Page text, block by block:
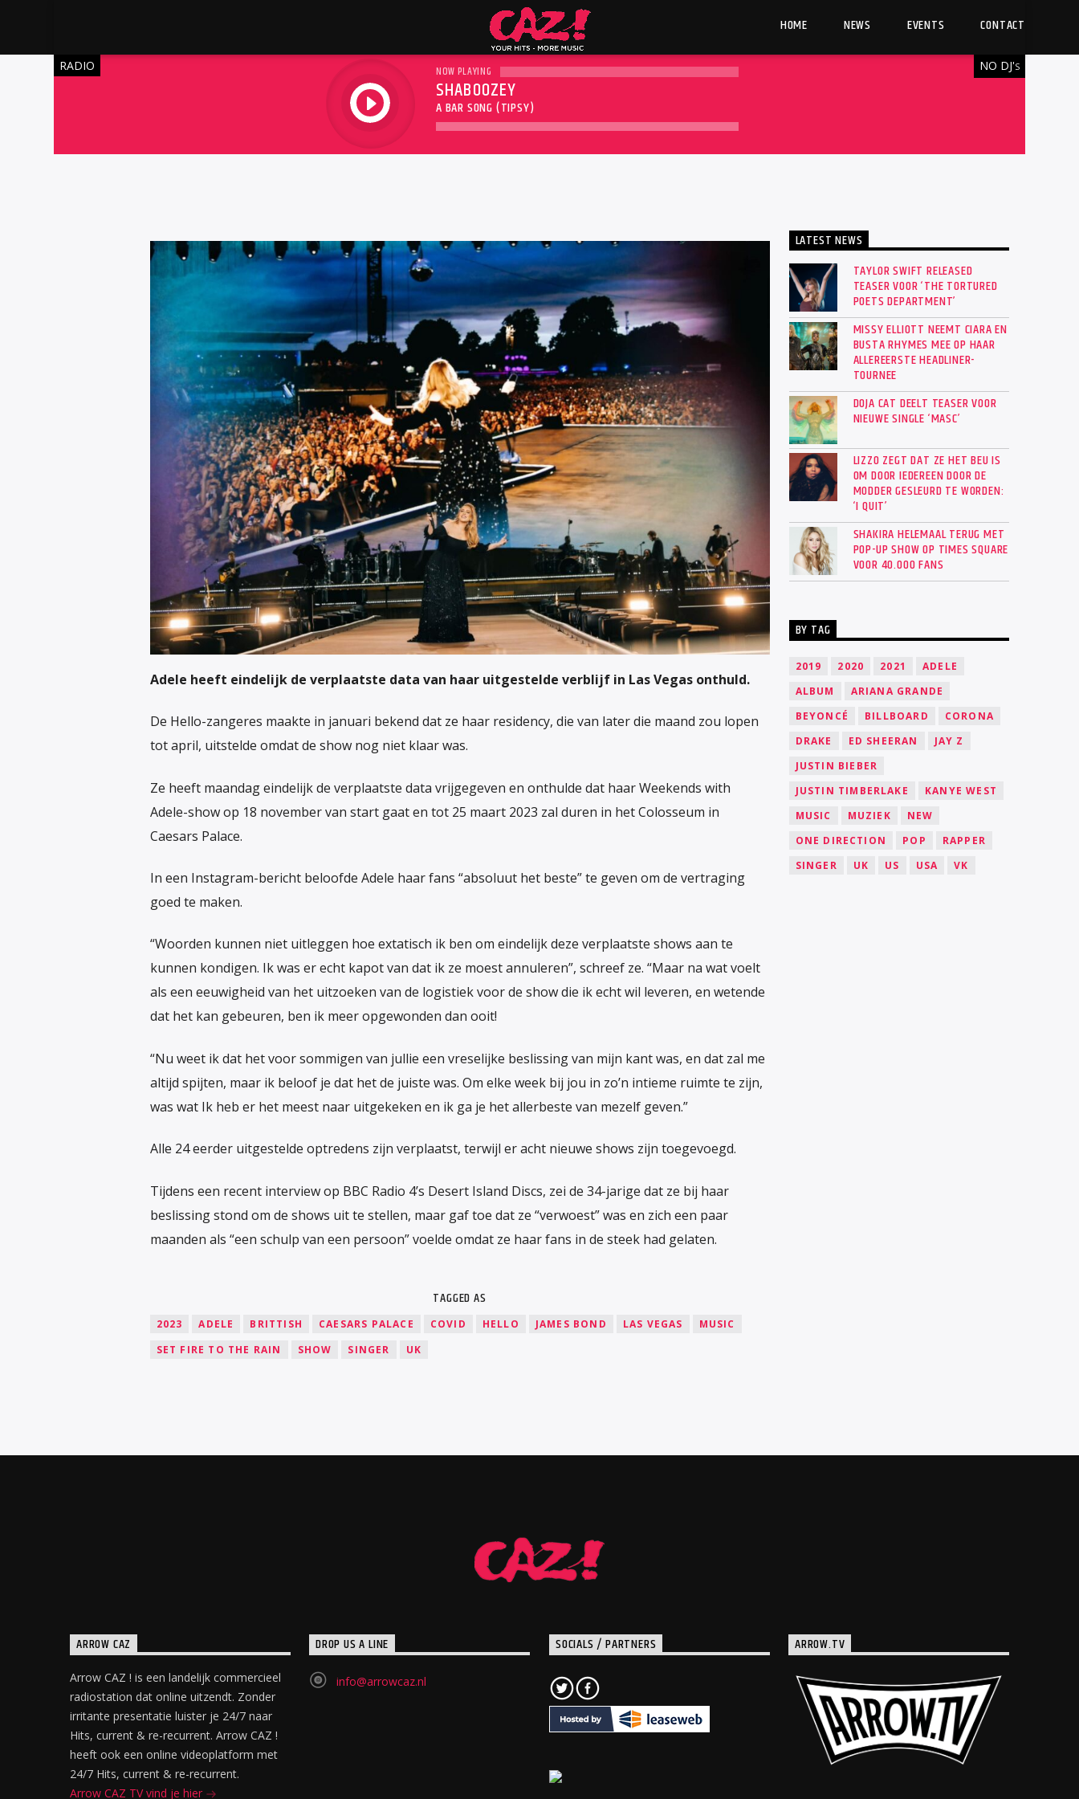
HOME NEWS EVENTS CONTACT
RADIO
play
NO DJ'S
NOW PLAYING
SHABOOZEY
A BAR SONG (TIPSY)
Adele heeft eindelijk de verplaatste data van haar uitgestelde verblijf in Las Vegas onthuld.
De Hello-zangeres maakte in januari bekend dat ze haar residency, die van later die maand zou lopen
tot april, uitstelde omdat de show nog niet klaar was.
Ze heeft maandag eindelijk de verplaatste data vrijgegeven en onthulde dat haar Weekends with
Adele-show op 18 november van start gaat en tot 25 maart 2023 zal duren in het Colosseum in
Caesars Palace.
In een Instagram-bericht beloofde Adele haar fans “absoluut het beste” te geven om de vertraging
goed te maken.
“Woorden kunnen niet uitleggen hoe extatisch ik ben om eindelijk deze verplaatste shows aan te
kunnen kondigen. Ik was er echt kapot van dat ik ze moest annuleren”, schreef ze. “Maar na wat voelt
als een eeuwigheid van het uitzoeken van de logistiek voor de show die ik echt wil leveren, en wetende
dat het kan gebeuren, ben ik meer opgewonden dan ooit!
“Nu weet ik dat het voor sommigen van jullie een vreselijke beslissing van mijn kant was, en dat zal me
altijd spijten, maar ik beloof je dat het de juiste was. Om elke week bij jou in zo’n intieme ruimte te zijn,
was wat Ik heb er het meest naar uitgekeken en ik ga je het allerbeste van mezelf geven.”
Alle 24 eerder uitgestelde optredens zijn verplaatst, terwijl er acht nieuwe shows zijn toegevoegd.
Tijdens een recent interview op BBC Radio 4’s Desert Island Discs, zei de 34-jarige dat ze bij haar
beslissing stond om de shows uit te stellen, maar gaf toe dat ze “verwoest” was en zich een paar
maanden als “een schulp van een persoon” voelde omdat ze haar fans in de steek had gelaten.
TAGGED AS
2023 ADELE BRITTISH CAESARS PALACE COVID HELLO JAMES BOND LAS VEGAS
MUSIC
SET FIRE TO THE RAIN
SHOW SINGER UK
LATEST NEWS
TAYLOR SWIFT RELEASED
TEASER VOOR ‘THE TORTURED
POETS DEPARTMENT’
MISSY ELLIOTT NEEMT CIARA EN
BUSTA RHYMES MEE OP HAAR
ALLEREERSTE HEADLINER-
TOURNEE
DOJA CAT DEELT TEASER VOOR
NIEUWE SINGLE ‘MASC’
LIZZO ZEGT DAT ZE HET BEU IS
OM DOOR IEDEREEN DOOR DE
MODDER GESLEURD TE WORDEN:
‘I QUIT’
SHAKIRA HELEMAAL TERUG MET
POP-UP SHOW OP TIMES SQUARE
VOOR 40.000 FANS
BY TAG
2019 2020 2021
ADELE
ALBUM
ARIANA GRANDE
BEYONCÉ
BILLBOARD
CORONA
DRAKE
ED SHEERAN
JAY Z
JUSTIN BIEBER
JUSTIN TIMBERLAKE
KANYE WEST
MUSIC
MUZIEK
NEW
ONE DIRECTION
POP
RAPPER
SINGER
UK US USA VK
ARROW CAZ
Arrow CAZ ! is een landelijk commercieel
radiostation dat online uitzendt. Zonder
irritante presentatie luister je 24/7 naar
Hits, current & re-recurrent. Arrow CAZ !
heeft ook een online videoplatform met
24/7 Hits, current & re-recurrent.
Arrow CAZ TV vind je hier
DROP US A LINE
info@arrowcaz.nl
SOCIALS / PARTNERS ARROW.TV